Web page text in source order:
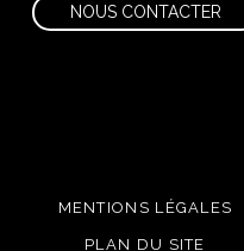
NOUS CONTACTER
MENTIONS LÉGALES
PLAN DU SITE